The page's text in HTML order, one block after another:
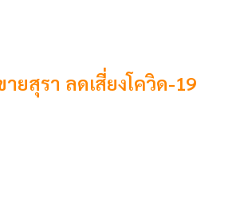
ยสุรา ลดเสี่ยงโควิด-19